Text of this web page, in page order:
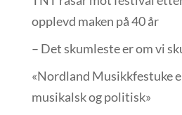
opplevd maken på 40 år
– Det skumleste er om vi
«Nordland Musikkfest­uke
musikalsk og politisk»